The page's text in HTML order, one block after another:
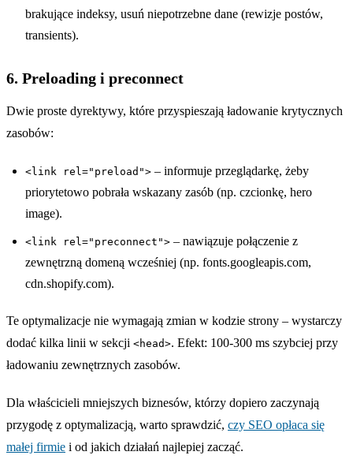
brakujące indeksy, usuń niepotrzebne dane (rewizje postów,
transients).
6. Preloading i preconnect
Dwie proste dyrektywy, które przyspieszają ładowanie krytycznych
zasobów:
<link rel="preload"> – informuje przeglądarkę, żeby
priorytetowo pobrała wskazany zasób (np. czcionkę, hero
image).
<link rel="preconnect"> – nawiązuje połączenie z
zewnętrzną domeną wcześniej (np. fonts.googleapis.com,
cdn.shopify.com).
Te optymalizacje nie wymagają zmian w kodzie strony – wystarczy
dodać kilka linii w sekcji <head>. Efekt: 100-300 ms szybciej przy
ładowaniu zewnętrznych zasobów.
Dla właścicieli mniejszych biznesów, którzy dopiero zaczynają
przygodę z optymalizacją, warto sprawdzić, czy SEO opłaca się
małej firmie i od jakich działań najlepiej zacząć.